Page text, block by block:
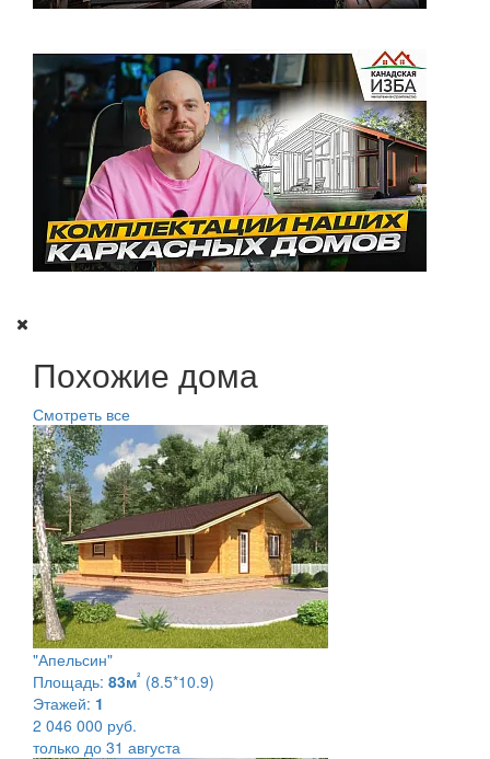
Похожие дома
Смотреть все
"Апельсин"
Площадь: 83м² (8.5*10.9)
Этажей: 1
2 046 000 руб.
только до 31 августа